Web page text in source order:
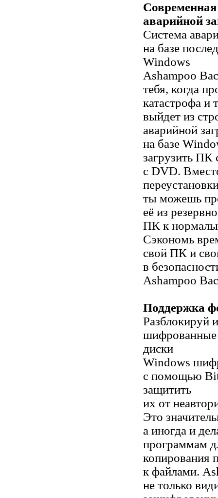
Современная
аварийной
Система
на базе
Windows
Ashampoo
тебя, когда
катастрофа и
выйдет из
аварийной
на базе
загрузить ПК
с DVD.
ты можешь
её из
ПК к
Сэкономь
свой ПК и
в
Ashampoo
Поддержка
Разблокируй
шифрованные
диски
Windows
с помощью
защитить
их от
Это
а иногда и
программам
копирования
к файлами.
не только